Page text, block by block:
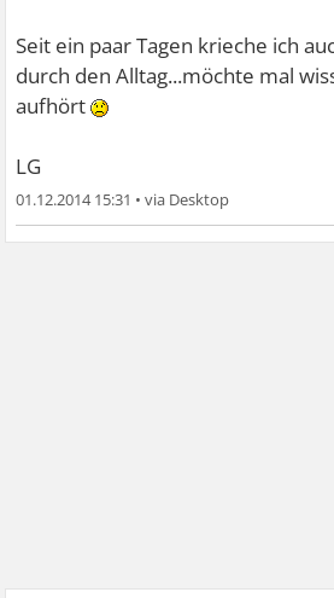
Seit ein paar Tagen krieche ich
durch den Alltag...möchte mal
aufhört
LG
01.12.2014 15:31 •